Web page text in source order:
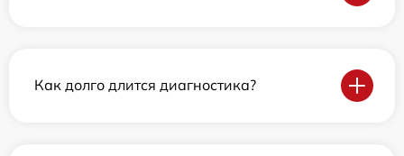
Как долго длится диагностика?